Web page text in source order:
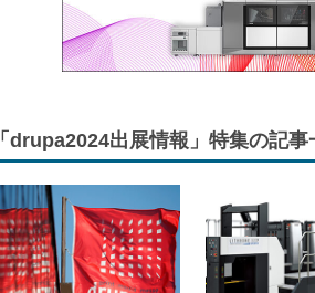
「drupa2024出展情報」特集の記事